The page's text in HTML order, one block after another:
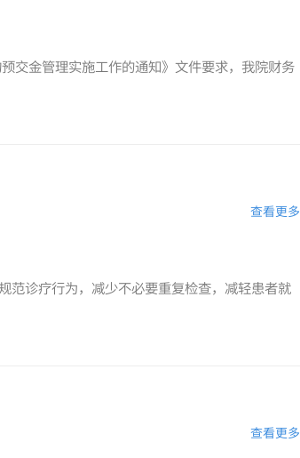
交金管理实施工作的通知》文件要求，我院财务
范诊疗行为，减少不必要重复检查，减轻患者就
查看更多
查看更多